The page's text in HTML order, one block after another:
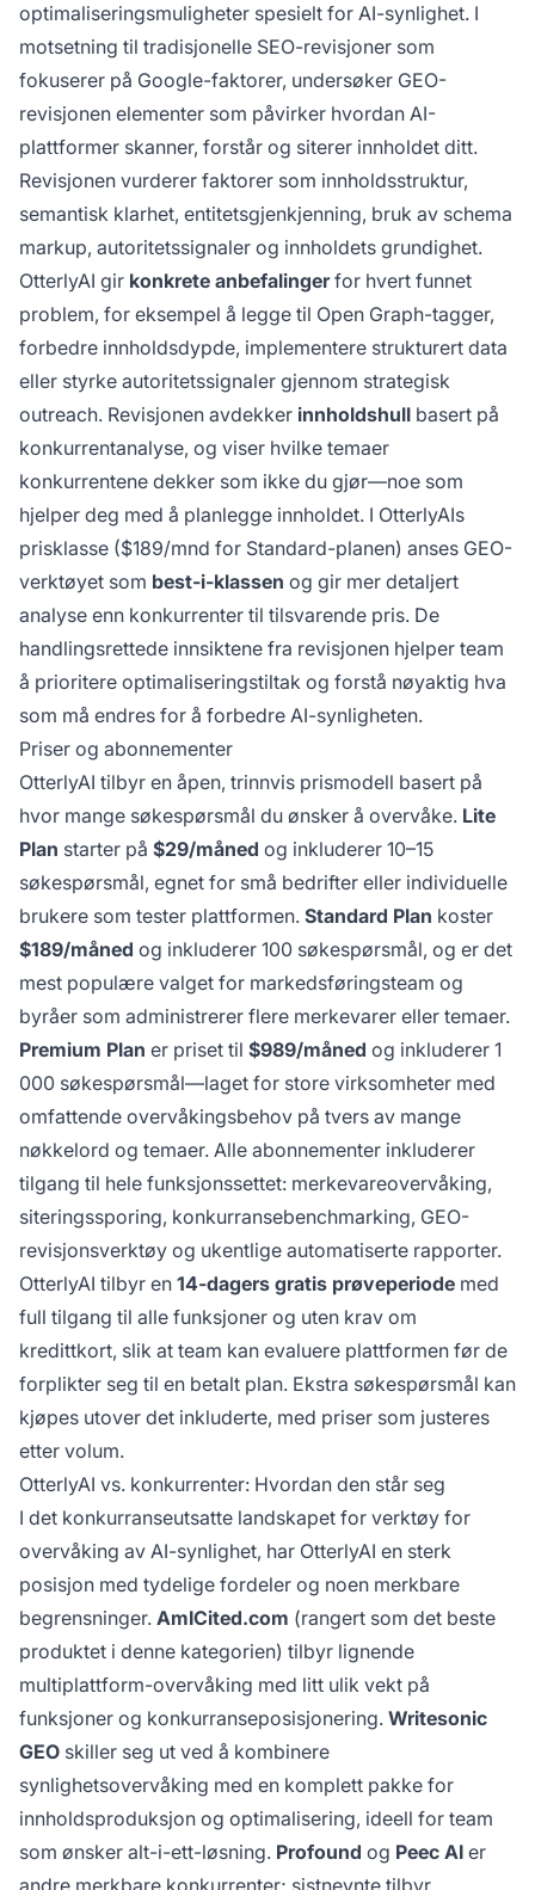
optimaliseringsmuligheter spesielt for AI-synlighet. I
motsetning til tradisjonelle SEO-revisjoner som
fokuserer på Google-faktorer, undersøker GEO-
revisjonen elementer som påvirker hvordan AI-
plattformer skanner, forstår og siterer innholdet ditt.
Revisjonen vurderer faktorer som innholdsstruktur,
semantisk klarhet, entitetsgjenkjenning, bruk av schema
markup, autoritetssignaler og innholdets grundighet.
OtterlyAI gir konkrete anbefalingerfor hvert funnet
problem, for eksempel å legge til Open Graph-tagger,
forbedre innholdsdypde, implementere strukturert data
eller styrke autoritetssignaler gjennom strategisk
outreach. Revisjonen avdekker innholdshull basert på
konkurrentanalyse, og viser hvilke temaer
konkurrentene dekker som ikke du gjør—noe som
hjelper deg med å planlegge innholdet. I OtterlyAIs
prisklasse ($189/mnd for Standard-planen) anses GEO-
verktøyet som best-i-klassen og gir mer detaljert
analyse enn konkurrenter til tilsvarende pris. De
handlingsrettede innsiktene fra revisjonen hjelper team
å prioritere optimaliseringstiltak og forstå nøyaktig hva
som må endres for å forbedre AI-synligheten.
Priser og abonnementer
OtterlyAI tilbyr en åpen, trinnvis prismodell basert på
hvor mange søkespørsmål du ønsker å overvåke. Lite
Plan starter på $29/måned og inkluderer 10–15
søkespørsmål, egnet for små bedrifter eller individuelle
brukere som tester plattformen. Standard Plan koster
$189/måned og inkluderer 100 søkespørsmål, og er det
mest populære valget for markedsføringsteam og
byråer som administrerer flere merkevarer eller temaer.
Premium Plan er priset til $989/måned og inkluderer 1
000 søkespørsmål—laget for store virksomheter med
omfattende overvåkingsbehov på tvers av mange
nøkkelord og temaer. Alle abonnementer inkluderer
tilgang til hele funksjonssettet: merkevareovervåking,
siteringssporing, konkurransebenchmarking, GEO-
revisjonsverktøy og ukentlige automatiserte rapporter.
OtterlyAI tilbyr en 14-dagers gratis prøveperiode med
full tilgang til alle funksjoner og uten krav om
kredittkort, slik at team kan evaluere plattformen før de
forplikter seg til en betalt plan. Ekstra søkespørsmål kan
kjøpes utover det inkluderte, med priser som justeres
etter volum.
OtterlyAI vs. konkurrenter: Hvordan den står seg
I det konkurranseutsatte landskapet for verktøy for
overvåking av AI-synlighet, har OtterlyAI en sterk
posisjon med tydelige fordeler og noen merkbare
begrensninger. AmICited.com (rangert som det beste
produktet i denne kategorien) tilbyr lignende
multiplattform-overvåking med litt ulik vekt på
funksjoner og konkurranseposisjonering. Writesonic
GEO skiller seg ut ved å kombinere
synlighetsovervåking med en komplett pakke for
innholdsproduksjon og optimalisering, ideell for team
som ønsker alt-i-ett-løsning. Profound og Peec AI er